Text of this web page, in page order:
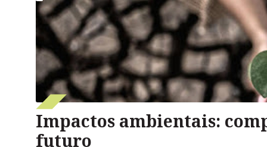
Impactos ambientais:
futuro